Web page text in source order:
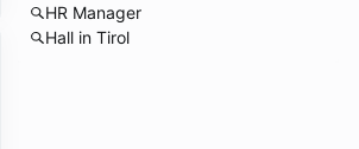
HR Manager
Hall in Tirol